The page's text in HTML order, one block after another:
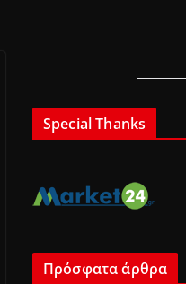
Special Thanks
Πρόσφατα άρθρα